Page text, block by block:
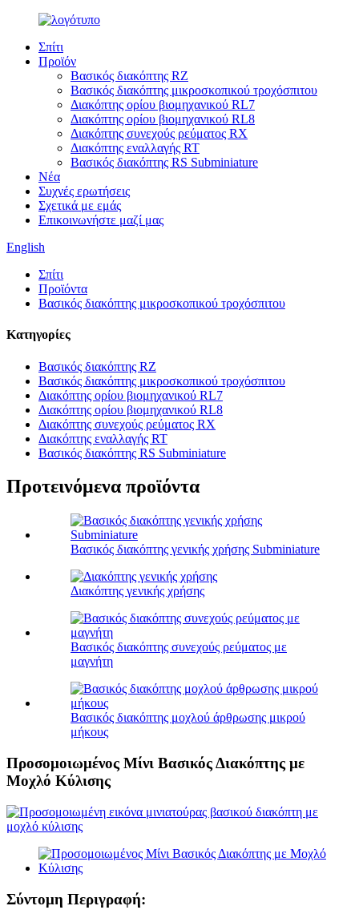
Σπίτι
Προϊόν
Βασικός διακόπτης RZ
Βασικός διακόπτης μικροσκοπικού τροχόσπιτου
Διακόπτης ορίου βιομηχανικού RL7
Διακόπτης ορίου βιομηχανικού RL8
Διακόπτης συνεχούς ρεύματος RX
Διακόπτης εναλλαγής RT
Βασικός διακόπτης RS Subminiature
Νέα
Συχνές ερωτήσεις
Σχετικά με εμάς
Επικοινωνήστε μαζί μας
English
Σπίτι
Προϊόντα
Βασικός διακόπτης μικροσκοπικού τροχόσπιτου
Κατηγορίες
Βασικός διακόπτης RZ
Βασικός διακόπτης μικροσκοπικού τροχόσπιτου
Διακόπτης ορίου βιομηχανικού RL7
Διακόπτης ορίου βιομηχανικού RL8
Διακόπτης συνεχούς ρεύματος RX
Διακόπτης εναλλαγής RT
Βασικός διακόπτης RS Subminiature
Προτεινόμενα προϊόντα
Βασικός διακόπτης γενικής χρήσης Subminiature
Διακόπτης γενικής χρήσης
Βασικός διακόπτης συνεχούς ρεύματος με
μαγνήτη
Βασικός διακόπτης μοχλού άρθρωσης μικρού
μήκους
Προσομοιωμένος Μίνι Βασικός Διακόπτης με
Μοχλό Κύλισης
Σύντομη Περιγραφή: